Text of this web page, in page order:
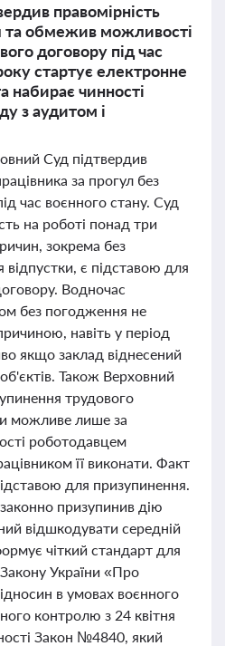
правомірність
та обмежив можливості
договору під час
стартує електронне
набирає чинності
з аудитом і
Суд підтвердив
за прогул без
час воєнного стану. Суд
на роботі понад три
зокрема без
є підставою для
Водночас
без погодження не
навіть у період
якщо заклад віднесений
Також Верховний
трудового
можливе лише за
роботодавцем
її виконати. Факт
для призупинення.
призупинив дію
відшкодувати середній
чіткий стандарт для
України «Про
в умовах воєнного
контролю з 24 квітня
Закон №4840, який